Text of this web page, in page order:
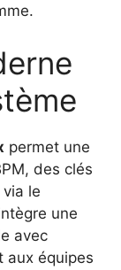
permet une
des clés
le
une
avec
aux équipes